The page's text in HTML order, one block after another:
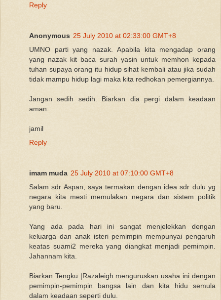
Reply
Anonymous 25 July 2010 at 02:33:00 GMT+8
UMNO parti yang nazak. Apabila kita mengadap orang
yang nazak kit baca surah yasin untuk memhon kepada
tuhan supaya orang itu hidup sihat kembali atau jika sudah
tidak mampu hidup lagi maka kita redhokan pemergiannya.
Jangan sedih sedih. Biarkan dia pergi dalam keadaan
aman.
jamil
Reply
imam muda 25 July 2010 at 07:10:00 GMT+8
Salam sdr Aspan, saya termakan dengan idea sdr dulu yg
negara kita mesti memulakan negara dan sistem politik
yang baru.
Yang ada pada hari ini sangat menjelekkan dengan
keluarga dan anak isteri pemimpin mempunyai pengaruh
keatas suami2 mereka yang diangkat menjadi pemimpin.
Jahannam kita.
Biarkan Tengku |Razaleigh menguruskan usaha ini dengan
pemimpin-pemimpin bangsa lain dan kita hidu semula
dalam keadaan seperti dulu.